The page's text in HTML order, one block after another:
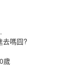
去嗎囧?
歲